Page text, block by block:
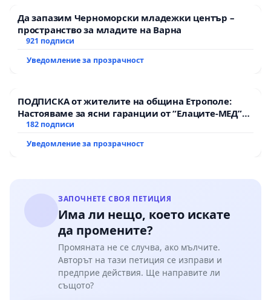
Да запазим Черноморски младежки център –
пространство за младите на Варна
921 подписи
Уведомление за прозрачност
ПОДПИСКА от жителите на община Етрополе:
Настояваме за ясни гаранции от “Елаците-МЕД”
АД и от държавата, че ще се изпълнят всички
182 подписи
Уведомление за прозрачност
ЗАПОЧНЕТЕ СВОЯ ПЕТИЦИЯ
Има ли нещо, което искате
да промените?
Промяната не се случва, ако мълчите.
Авторът на тази петиция се изправи и
предприе действия. Ще направите ли
същото?